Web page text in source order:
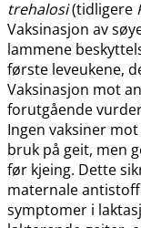
trehalosi(tidligere
Vaksinasjon av
lammene
første leveukene,
Vaksinasjon mot
forutgående
Ingen vaksiner
bruk på geit, men
før kjeing. Dette
maternale
symptomer i